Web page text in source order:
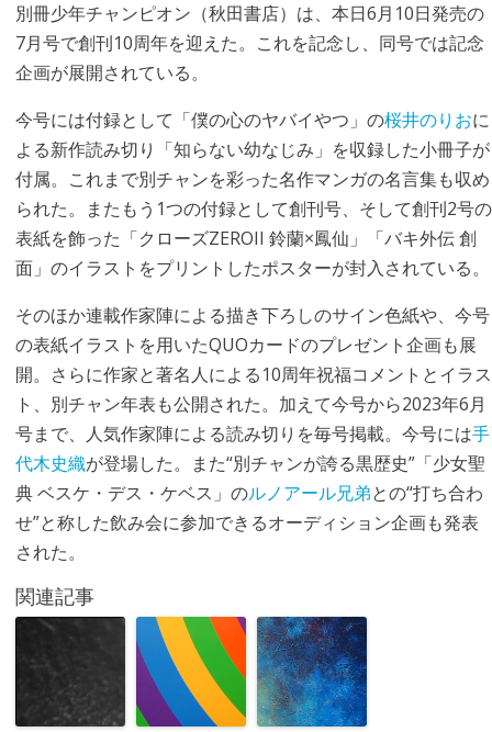
別冊少年チャンピオン（秋田書店）は、本日6月10日発売の
7月号で創刊10周年を迎えた。これを記念し、同号では記念
企画が展開されている。
今号には付録として「僕の心のヤバイやつ」の桜井のりおに
よる新作読み切り「知らない幼なじみ」を収録した小冊子が
付属。これまで別チャンを彩った名作マンガの名言集も収め
られた。またもう1つの付録として創刊号、そして創刊2号の
表紙を飾った「クローズZEROII 鈴蘭×鳳仙」「バキ外伝 創
面」のイラストをプリントしたポスターが封入されている。
そのほか連載作家陣による描き下ろしのサイン色紙や、今号
の表紙イラストを用いたQUOカードのプレゼント企画も展
開。さらに作家と著名人による10周年祝福コメントとイラス
ト、別チャン年表も公開された。加えて今号から2023年6月
号まで、人気作家陣による読み切りを毎号掲載。今号には手
代木史織が登場した。また“別チャンが誇る黒歴史”「少女聖
典 ベスケ・デス・ケベス」のルノアール兄弟との“打ち合わ
せ”と称した飲み会に参加できるオーディション企画も発表
された。
関連記事